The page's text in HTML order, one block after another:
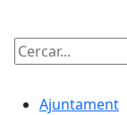
Cercar:
Ajuntament